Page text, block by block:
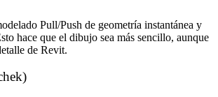
Pull/Push de geometría instantánea y
hace que el dibujo sea más sencillo, aunque
de Revit.